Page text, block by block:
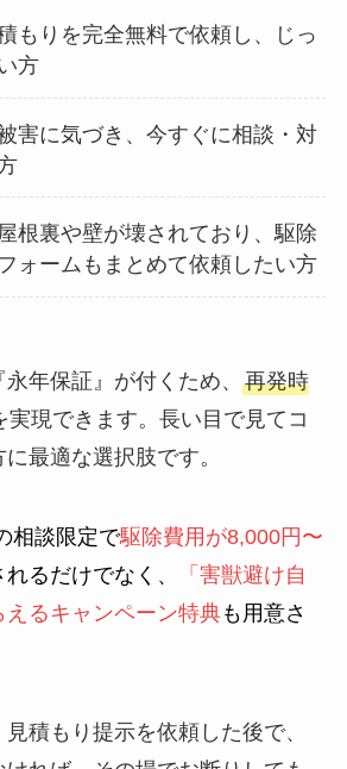
もりを完全無料で依頼し、じっ
方
害に気づき、今すぐに相談・対
根裏や壁が壊されており、駆除
ォームもまとめて依頼したい方
年保証』が付くため、 再発時
実現できます。長い目で見てコ
最適な選択肢です。
相談限定で駆除費用が8,000円〜
れるだけでなく、
「害獣避け自
るキャンペーン特典も用意さ
積もり提示を依頼した後で、